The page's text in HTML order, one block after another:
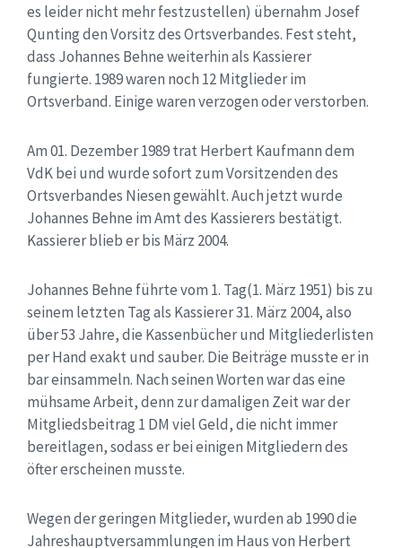
es leider nicht mehr festzustellen) übernahm Josef
Quntingden Vorsitz des Ortsverbandes. Fest steht,
dass Johannes Behne weiterhin als Kassierer
fungierte. 1989 waren noch 12 Mitglieder im
Ortsverband. Einige waren verzogen oder verstorben.
Am 01. Dezember 1989 trat Herbert Kaufmann dem
VdKbei und wurde sofort zum Vorsitzenden des
Ortsverbandes Niesen gewählt.Auch jetzt wurde
Johannes Behne im Amt des Kassierers bestätigt.
Kassierer blieb er bis März 2004.
Johannes Behne führte vom 1. Tag(1. März 1951) bis zu
seinem letzten Tag als Kassierer 31. März 2004, also
über 53 Jahre, die Kassenbücher und Mitgliederlisten
per Hand exakt und sauber. Die Beiträge musste er in
bar einsammeln. Nach seinen Worten war das eine
mühsameArbeit, denn zur damaligen Zeit war der
Mitgliedsbeitrag 1 DM viel Geld, die nicht immer
bereitlagen, sodass er bei einigen Mitgliedern des
öfter erscheinen musste.
Wegen der geringen Mitglieder, wurden ab 1990 die
Jahreshauptversammlungen im Haus von Herbert